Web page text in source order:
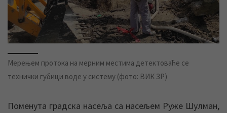
Мерењем протока на мерним местима детектоваће се
технички губици воде у систему (фото: ВИК ЗР)
Поменута градска насеља са насељем Руже Шулман,